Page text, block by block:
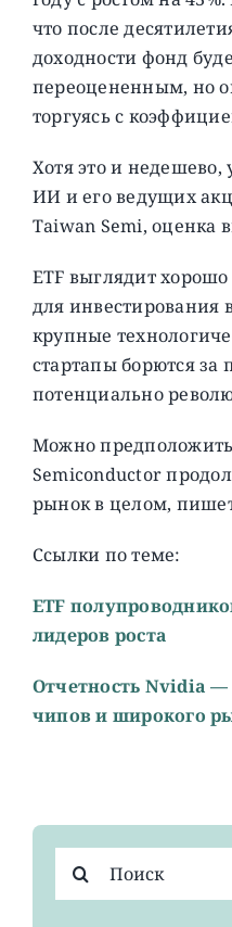
что после
доходности фонд
переоцененным, но
торгуясь с
Хотя это и недешево,
ИИ и его ведущих
Taiwan Semi, оценка
ETF выглядит
для инвестирования
крупные
стартапы борются за
потенциально
Можно
Semiconductor
рынок в целом,
Ссылки по теме:
ETF
лидеров роста
Отчетность Nvidia —
чипов и широкого
поиска: